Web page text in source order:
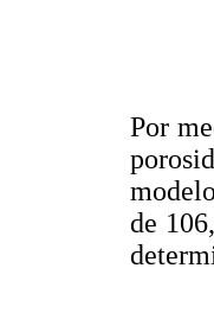
Por
de